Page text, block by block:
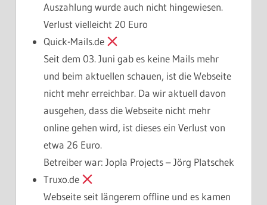
Auszahlung wurde auch nicht hingewiesen.
Verlust vielleicht 20 Euro
Quick-Mails.de
Seit dem 03. Juni gab es keine Mails mehr
und beim aktuellen schauen, ist die Webseite
nicht mehr erreichbar. Da wir aktuell davon
ausgehen, dass die Webseite nicht mehr
online gehen wird, ist dieses ein Verlust von
etwa 26 Euro.
Betreiber war: Jopla Projects – Jörg Platschek
Truxo.de
Webseite seit längerem offline und es kamen